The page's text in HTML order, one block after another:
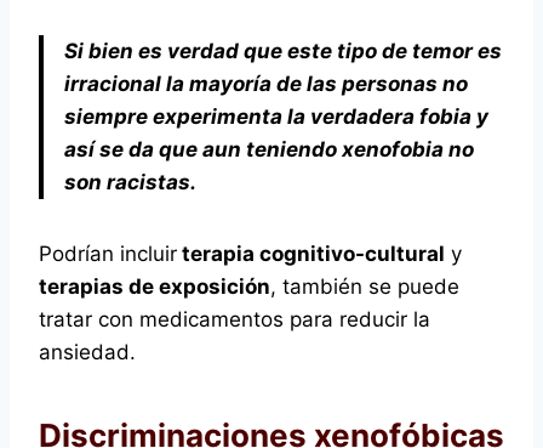
Si bien es verdad que este tipo de temor es
irracional la mayoría de las personas no
siempre experimenta la verdadera fobia y
así se da que aun teniendo xenofobia no
son racistas.
Podrían incluir terapia cognitivo-cultural y
terapias de exposición, también se puede
tratar con medicamentos para reducir la
ansiedad.
Discriminaciones xenofóbicas